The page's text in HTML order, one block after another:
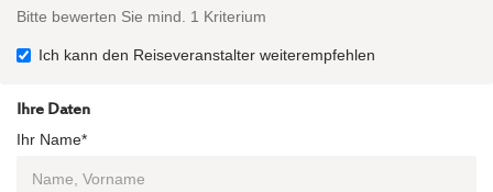
Bitte bewerten Sie mind. 1 Kriterium
Ich kann den Reiseveranstalter weiterempfehlen
Ihre Daten
Ihr Name*